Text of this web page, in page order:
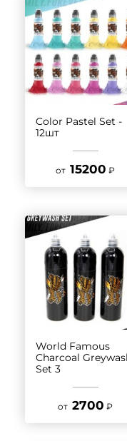
Color Pastel Set -
12шт
от 15200 ₽
World Famous
Charcoal
Set 3
от 2700 ₽